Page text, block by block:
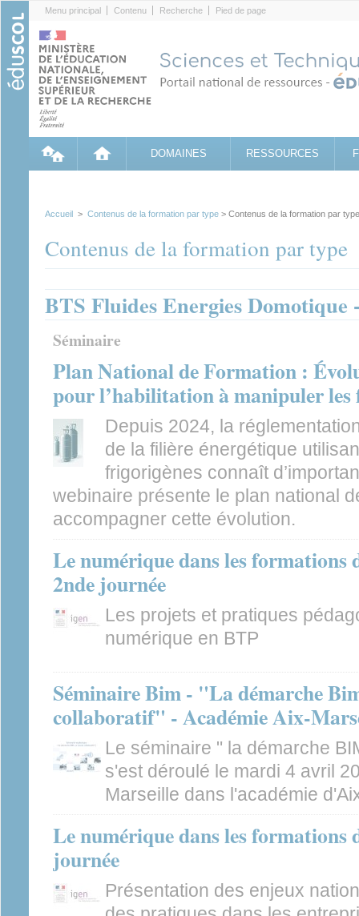
Menu principal Contenu Recherche Pied de page
DOMAINES RESSOURCES
Accueil > Contenus de la formation par type > Contenus de la formation par type
Contenus de la formation par type
BTS Fluides Energies Domotique
Séminaire
Plan National de Formation :
pour l’habilitation à manipuler les
Depuis 2024, la
de la filière énergétique
frigorigènes connaît
webinaire présente le plan national
accompagner cette évolution.
Le numérique dans les formations
2nde journée
Les projets et pratiques
numérique en BTP
Séminaire Bim - "La démarche
collaboratif" - Académie Aix-
Le séminaire " la démarche
s'est déroulé le mardi 4 avril
Marseille dans l'académie
Le numérique dans les formations
journée
Présentation des enjeux